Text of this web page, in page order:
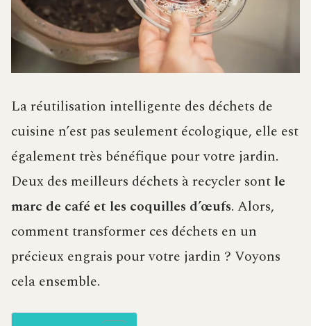
La réutilisation intelligente des déchets de
cuisine n’est pas seulement écologique, elle est
également très bénéfique pour votre jardin.
Deux des meilleurs déchets à recycler sontle
marc de café et les coquilles d’œufs. Alors,
comment transformer ces déchets en un
précieux engrais pour votre jardin ? Voyons
cela ensemble.